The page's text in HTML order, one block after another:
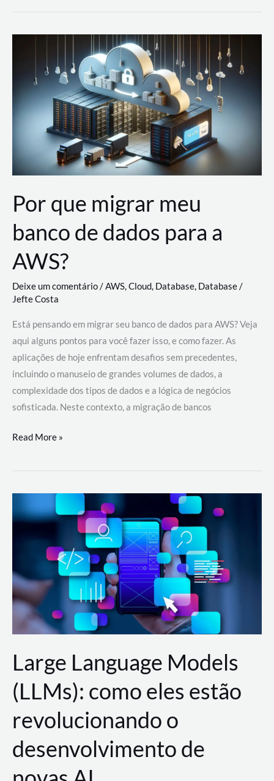
Soluções
AWS
Por que migrar meu
banco de dados para a
AWS?
Deixe um comentário/AWS,Cloud, Database, Database/
Jefte Costa
Está pensando em migrar seu banco de dados para AWS? Veja
aqui alguns pontos para você fazer isso, e como fazer. As
aplicações de hoje enfrentam desafios sem precedentes,
incluindo o manuseio de grandes volumes de dados, a
complexidade dos tipos de dados e a lógica de negócios
sofisticada. Neste contexto, a migração de bancos
Por
migrar
de
a
AWS?
Read More »
Large Language Models
(LLMs): como eles estão
revolucionando o
desenvolvimento de